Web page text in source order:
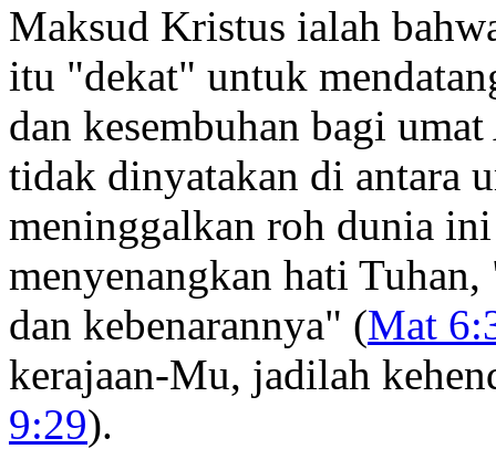
Maksud Kristus ialah
itu "dekat" untuk
dan kesembuhan bagi
tidak dinyatakan di antara
meninggalkan roh dunia
menyenangkan hati
dan kebenarannya" (Mat
kerajaan-Mu, jadilah
9:29).